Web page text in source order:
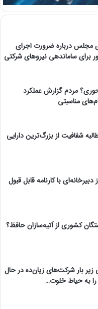
مجلس درباره ضرورت اجرای
برای ساماندهی نیروهای شرکتی
مردم گزارش عملکرد
مناسبتی
شفافیت از بزرگ‌ترین دارایی
با کارنامه قابل قبول
کشوری از آتیه‌سازان حافظ؟
زیر بار شرکت‌های زیان‌ده در حال
به حیاط خلوت…